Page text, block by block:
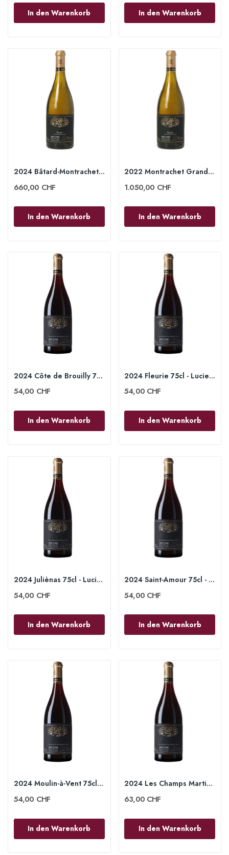
In den Warenkorb In den Warenkorb
2024 Bâtard-Montrachet Grand Cru 75 cl - Lucien...
660,00 CHF
In den Warenkorb
2022 Montrachet Grand Cru 75cl - Lucien Le Moine
1.050,00 CHF
In den Warenkorb
2024 Côte de Brouilly 75cl - Lucien le Moine
54,00 CHF
In den Warenkorb
2024 Fleurie 75cl - Lucien le Moine
54,00 CHF
In den Warenkorb
2024 Juliènas 75cl - Lucien le Moine
54,00 CHF
In den Warenkorb
2024 Saint-Amour 75cl - Lucien le Moine
54,00 CHF
In den Warenkorb
2024 Moulin-à-Vent 75cl - Lucien le Moine
54,00 CHF
In den Warenkorb
2024 Les Champs Martin Mercurey 1er Cru 75cl -...
63,00 CHF
In den Warenkorb